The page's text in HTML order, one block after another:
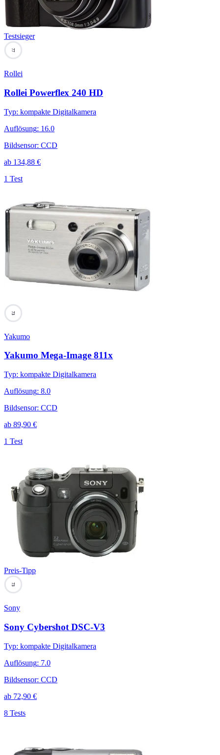
Testsieger
77
Rollei
Rollei Powerflex 240 HD
Typ: kompakte Digitalkamera
Auflösung: 16.0
Bildsensor: CCD
ab 134,88 €
1 Test
73
Yakumo
Yakumo Mega-Image 811x
Typ: kompakte Digitalkamera
Auflösung: 8.0
Bildsensor: CCD
ab 89,90 €
1 Test
Preis-Tipp
73
Sony
Sony Cybershot DSC-V3
Typ: kompakte Digitalkamera
Auflösung: 7.0
Bildsensor: CCD
ab 72,90 €
8 Tests